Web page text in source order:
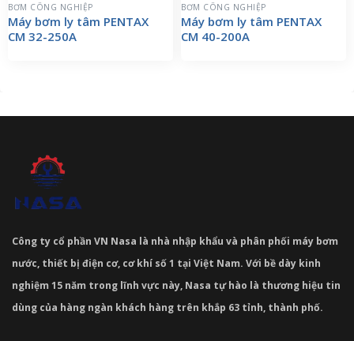
BƠM CÔNG NGHIỆP
Máy bơm ly tâm PENTAX
CM 32-250A
BƠM CÔNG NGHIỆP
Máy bơm ly tâm PENTAX
CM 40-200A
Công ty cổ phần VN Nasa là nhà nhập khẩu và phân phối máy bơm
nước, thiết bị điện cơ, cơ khí số 1 tại Việt Nam. Với bề dày kinh
nghiệm 15 năm trong lĩnh vực này, Nasa tự hào là thương hiệu tin
dùng của hàng ngàn khách hàng trên khắp 63 tỉnh, thành phố.